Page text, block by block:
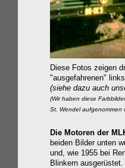
Diese Fotos zeigen
"ausgefahrenen"
(siehe dazu auch
(Wir haben diese
St. Wendel aufgenommen
Die Motoren der
beiden Bilder unten
und, wie 1955 bei
Blinkern